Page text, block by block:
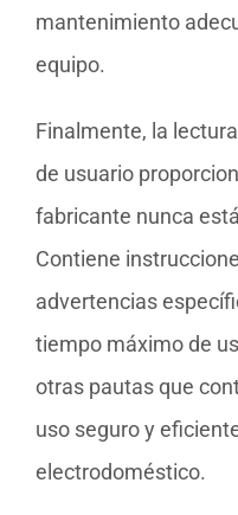
mantenimiento
equipo.
Finalmente, la
de usuario
fabricante nunca
Contiene
advertencias
tiempo máximo de
otras pautas que
uso seguro y
electrodoméstico.